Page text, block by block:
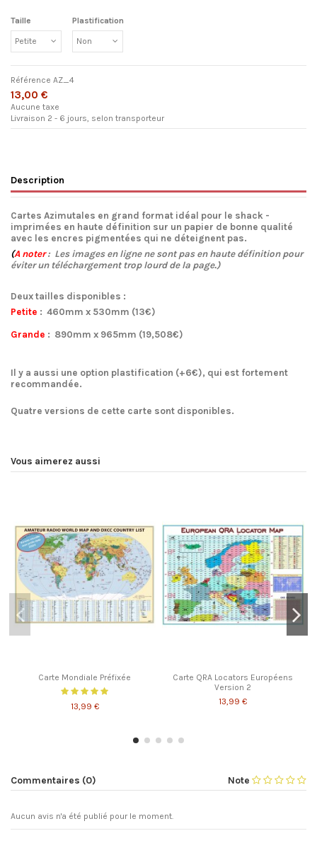
Taille Plastification
Référence AZ_4
13,00 €
Aucune taxe
Livraison 2 - 6 jours, selon transporteur
Description
Cartes Azimutales en grand format idéal pour le shack -
imprimées en haute définition sur un papier de bonne qualité
avec les encres pigmentées qui ne déteignent pas.
(A noter: Les images en ligne ne sont pas en haute définition pour
éviter un téléchargement trop lourd de la page.)
Deux tailles disponibles :
Petite : 460mm x 530mm (13€)
Grande : 890mm x 965mm (19,508€)
Il y a aussi une option plastification (+6€), qui est fortement
recommandée.
Quatre versions de cette carte sont disponibles.
Vous aimerez aussi
Carte Mondiale Préfixée
13,99 €
Carte QRA Locators Européens
Version 2
13,99 €
Note
Commentaires (0)
Aucun avis n'a été publié pour le moment.